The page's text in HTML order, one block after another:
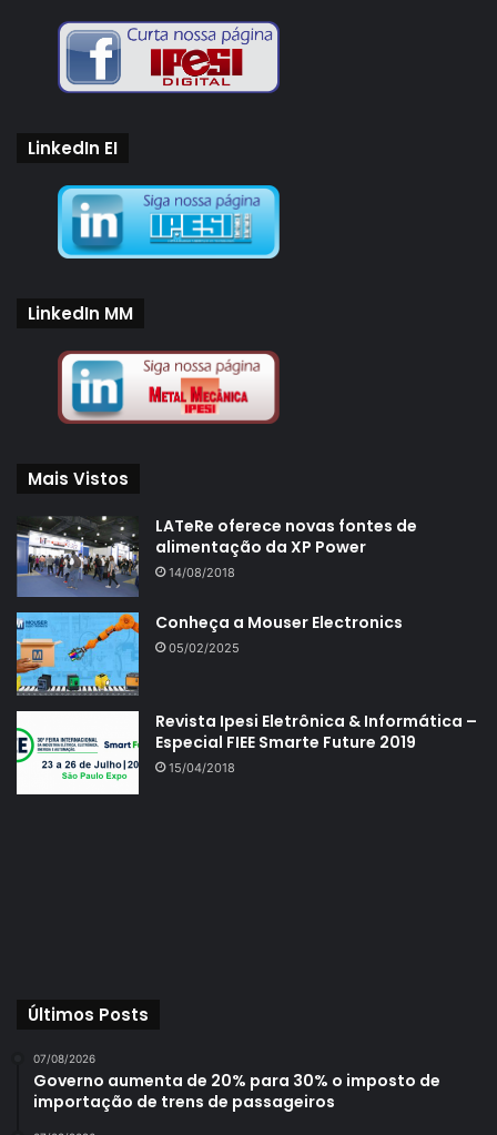
LinkedIn EI
LinkedIn MM
Mais Vistos
LATeRe oferece novas fontes de
alimentação da XP Power
14/08/2018
Conheça a Mouser Electronics
05/02/2025
Revista Ipesi Eletrônica & Informática –
Especial FIEE Smarte Future 2019
15/04/2018
Últimos Posts
07/08/2026
Governo aumenta de 20% para 30% o imposto de
importação de trens de passageiros